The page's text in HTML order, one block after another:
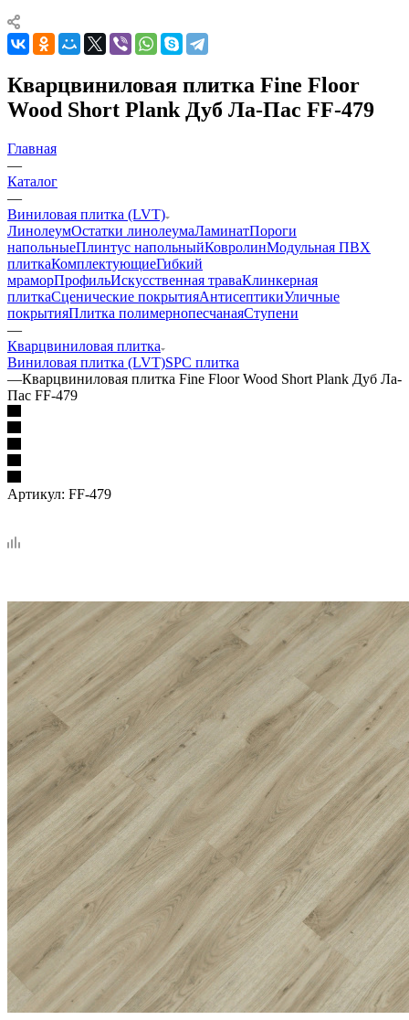
Кварцвиниловая плитка Fine Floor
Wood Short Plank Дуб Ла-Пас FF-479
Главная
—
Каталог
—
Виниловая плитка (LVT)
ЛинолеумОстатки линолеумаЛаминатПороги
напольныеПлинтус напольныйКовролинМодульная ПВХ
плиткаКомплектующиеГибкий
мраморПрофильИскусственная траваКлинкерная
плиткаСценические покрытияАнтисептикиУличные
покрытияПлитка полимернопесчанаяСтупени
—
Кварцвиниловая плитка
Виниловая плитка (LVT)SPC плитка
—Кварцвиниловая плитка Fine Floor Wood Short Plank Дуб Ла-
Пас FF-479
Артикул: FF-479